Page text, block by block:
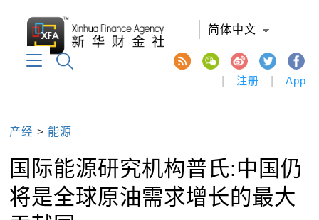
简体中文
注册 App
产经 > 能源
国际能源研究机构普氏:中国仍
将是全球原油需求增长的最大